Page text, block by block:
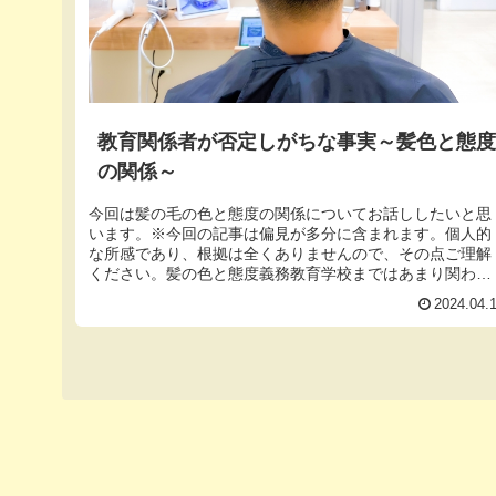
教育関係者が否定しがちな事実～髪色と態度
の関係～
今回は髪の毛の色と態度の関係についてお話ししたいと思
います。※今回の記事は偏見が多分に含まれます。個人的
な所感であり、根拠は全くありませんので、その点ご理解
ください。髪の色と態度義務教育学校まではあまり関わり